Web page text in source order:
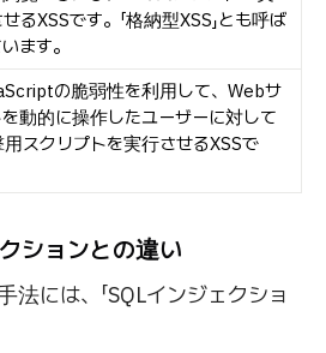
るXSSです。「格納型XSS」とも呼ば
ます。
の脆弱性を利用して、Webサ
動的に操作したユーザーに対して
スクリプトを実行させるXSSで
ションとの違い
法には、「SQLインジェクショ